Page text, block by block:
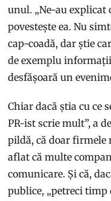
unul. „Ne-au
povestește ea. Nu
cap-coadă, dar știe
de exemplu
desfășoară un
Chiar dacă știa cu ce
PR-ist scrie mult”, a
pildă, că doar firmele
aflat că multe
comunicare. Și că,
publice, „petreci timp